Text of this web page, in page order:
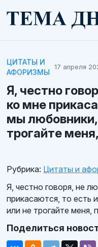
ЦИТАТЫ И
АФОРИЗМЫ
17 апреля
Я, честно
ко мне
мы любовники,
трогайте
Рубрика: Цитаты и
Я, честно говоря, не
прикасаются, то есть
или не трогайте меня,
Поделиться